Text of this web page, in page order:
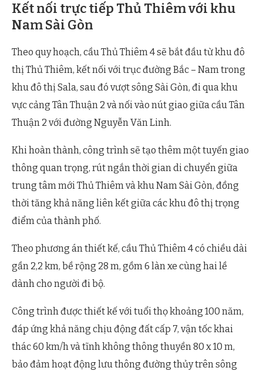
Kết nối trực tiếp Thủ Thiêm với khu
Nam Sài Gòn
Theo quy hoạch, cầu Thủ Thiêm 4 sẽ bắt đầu từ khu đô
thị Thủ Thiêm, kết nối với trục đường Bắc – Nam trong
khu đô thị Sala, sau đó vượt sông Sài Gòn, đi qua khu
vực cảng Tân Thuận 2 và nối vào nút giao giữa cầu Tân
Thuận 2 với đường Nguyễn Văn Linh.
Khi hoàn thành, công trình sẽ tạo thêm một tuyến giao
thông quan trọng, rút ngắn thời gian di chuyển giữa
trung tâm mới Thủ Thiêm và khu Nam Sài Gòn, đồng
thời tăng khả năng liên kết giữa các khu đô thị trọng
điểm của thành phố.
Theo phương án thiết kế, cầu Thủ Thiêm 4 có chiều dài
gần 2,2 km, bề rộng 28 m, gồm 6 làn xe cùng hai lề
dành cho người đi bộ.
Công trình được thiết kế với tuổi thọ khoảng 100 năm,
đáp ứng khả năng chịu động đất cấp 7, vận tốc khai
thác 60 km/h và tĩnh không thông thuyền 80 x 10 m,
bảo đảm hoạt động lưu thông đường thủy trên sông